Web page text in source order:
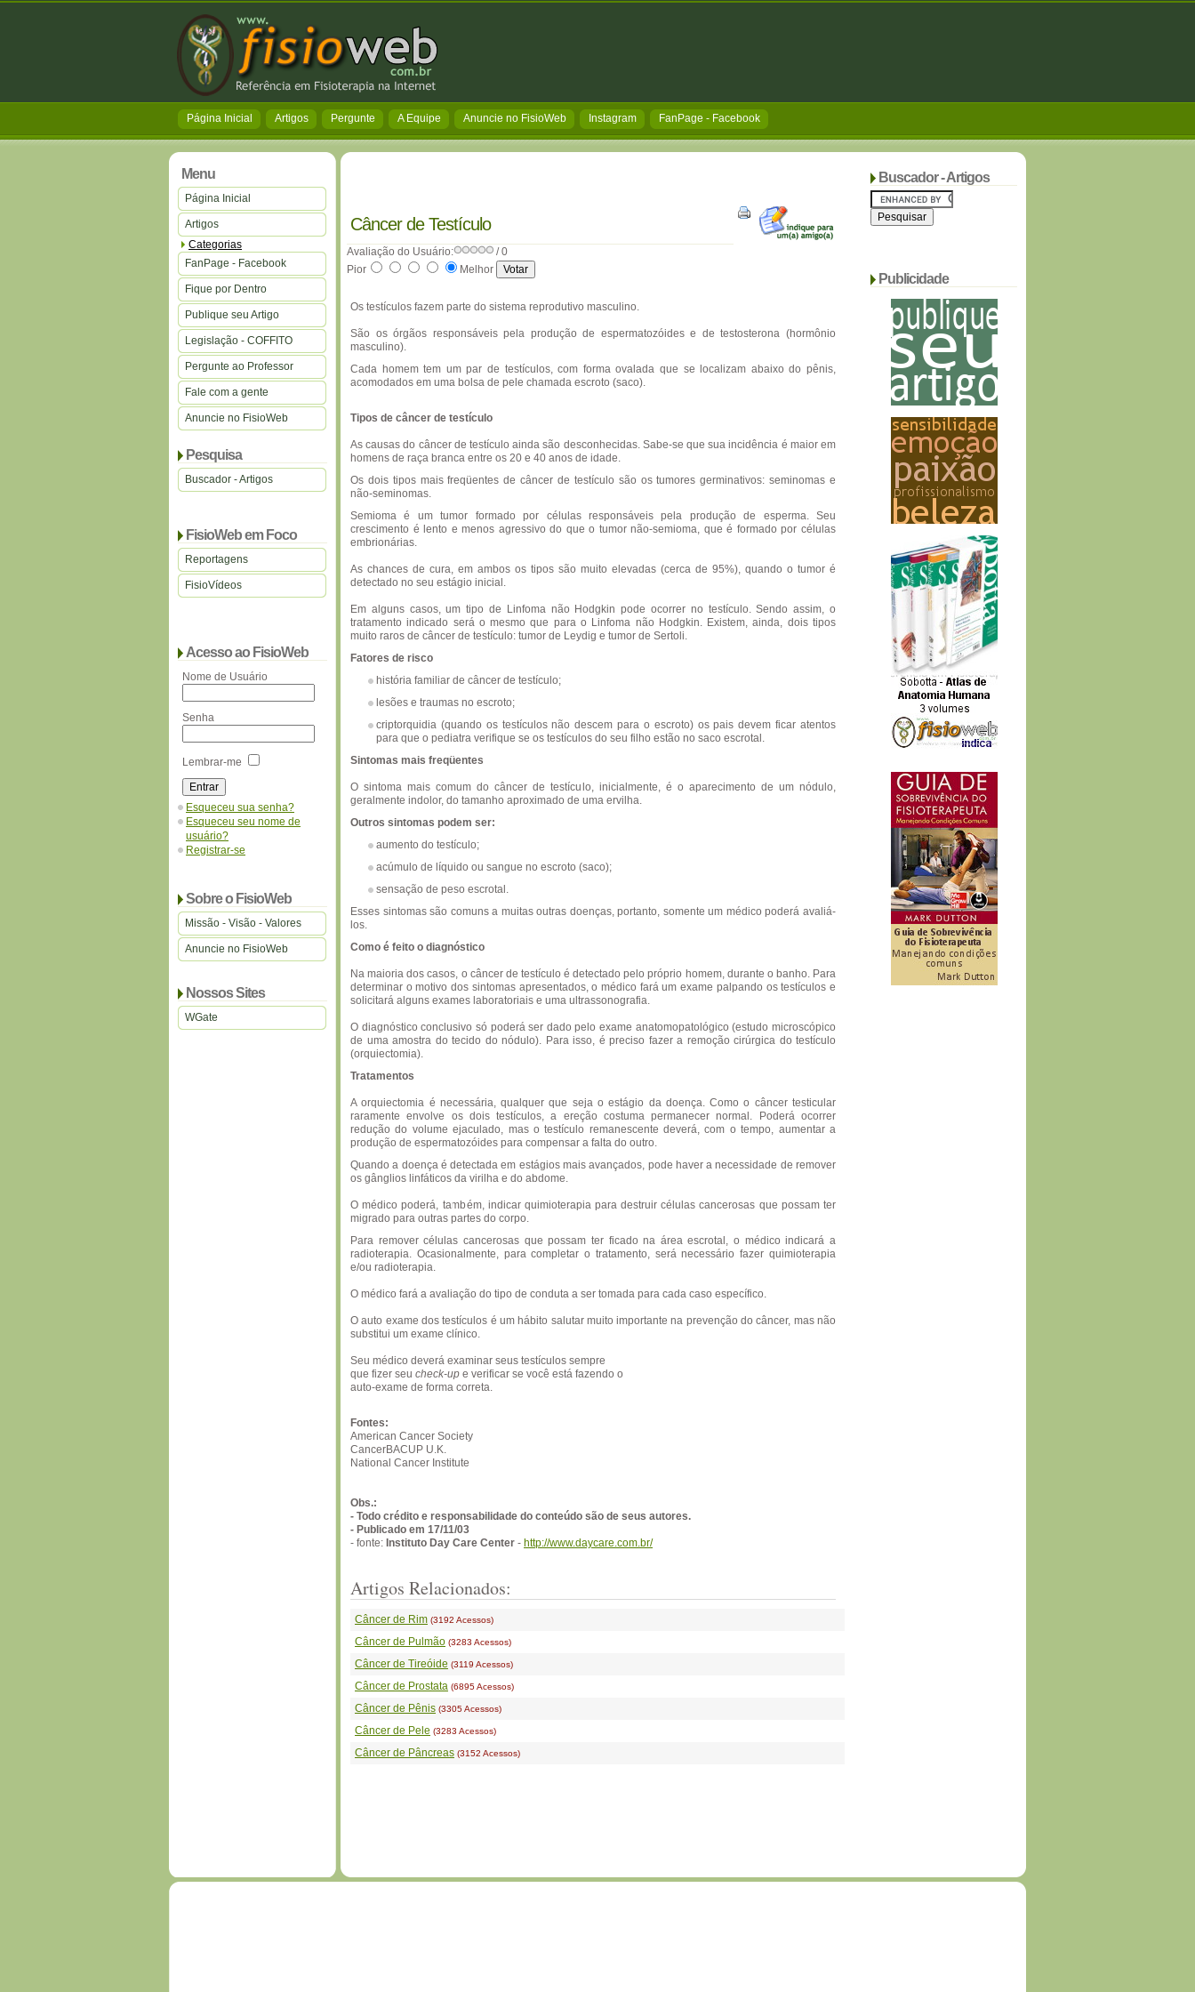
Página Inicial Artigos Pergunte A Equipe Anuncie no FisioWeb Instagram FanPage - Facebook
Menu
Página Inicial
Artigos
Categorias
FanPage - Facebook
Fique por Dentro
Publique seu Artigo
Legislação - COFFITO
Pergunte ao Professor
Fale com a gente
Anuncie no FisioWeb
Pesquisa
Buscador - Artigos
FisioWeb em Foco
Reportagens
FisioVídeos
Acesso ao FisioWeb
Nome de Usuário
Senha
Lembrar-me
Esqueceu sua senha?
Esqueceu seu nome de
usuário?
Registrar-se
Sobre o FisioWeb
Missão - Visão - Valores
Anuncie no FisioWeb
Nossos Sites
WGate
Buscador - Artigos
Publicidade
Câncer de Testículo
Avaliação do Usuário:
/ 0
Pior
Melhor
Os testículos fazem parte do sistema reprodutivo masculino.
São os órgãos responsáveis pela produção de espermatozóides e de testosterona (hormônio
masculino).
Cada homem tem um par de testículos, com forma ovalada que se localizam abaixo do pênis,
acomodados em uma bolsa de pele chamada escroto (saco).
Tipos de câncer de testículo
As causas do câncer de testículo ainda são desconhecidas. Sabe-se que sua incidência é maior em
homens de raça branca entre os 20 e 40 anos de idade.
Os dois tipos mais freqüentes de câncer de testículo são os tumores germinativos: seminomas e
não-seminomas.
Semioma é um tumor formado por células responsáveis pela produção de esperma. Seu
crescimento é lento e menos agressivo do que o tumor não-semioma, que é formado por células
embrionárias.
As chances de cura, em ambos os tipos são muito elevadas (cerca de 95%), quando o tumor é
detectado no seu estágio inicial.
Em alguns casos, um tipo de Linfoma não Hodgkin pode ocorrer no testículo. Sendo assim, o
tratamento indicado será o mesmo que para o Linfoma não Hodgkin. Existem, ainda, dois tipos
muito raros de câncer de testículo: tumor de Leydig e tumor de Sertoli.
Fatores de risco
história familiar de câncer de testículo;
lesões e traumas no escroto;
criptorquidia (quando os testículos não descem para o escroto) os pais devem ficar atentos
para que o pediatra verifique se os testículos do seu filho estão no saco escrotal.
Sintomas mais freqüentes
O sintoma mais comum do câncer de testículo, inicialmente, é o aparecimento de um nódulo,
geralmente indolor, do tamanho aproximado de uma ervilha.
Outros sintomas podem ser:
aumento do testículo;
acúmulo de líquido ou sangue no escroto (saco);
sensação de peso escrotal.
Esses sintomas são comuns a muitas outras doenças, portanto, somente um médico poderá avaliá-
los.
Como é feito o diagnóstico
Na maioria dos casos, o câncer de testículo é detectado pelo próprio homem, durante o banho. Para
determinar o motivo dos sintomas apresentados, o médico fará um exame palpando os testículos e
solicitará alguns exames laboratoriais e uma ultrassonografia.
O diagnóstico conclusivo só poderá ser dado pelo exame anatomopatológico (estudo microscópico
de uma amostra do tecido do nódulo). Para isso, é preciso fazer a remoção cirúrgica do testículo
(orquiectomia).
Tratamentos
A orquiectomia é necessária, qualquer que seja o estágio da doença. Como o câncer testicular
raramente envolve os dois testículos, a ereção costuma permanecer normal. Poderá ocorrer
redução do volume ejaculado, mas o testículo remanescente deverá, com o tempo, aumentar a
produção de espermatozóides para compensar a falta do outro.
Quando a doença é detectada em estágios mais avançados, pode haver a necessidade de remover
os gânglios linfáticos da virilha e do abdome.
O médico poderá, também, indicar quimioterapia para destruir células cancerosas que possam ter
migrado para outras partes do corpo.
Para remover células cancerosas que possam ter ficado na área escrotal, o médico indicará a
radioterapia. Ocasionalmente, para completar o tratamento, será necessário fazer quimioterapia
e/ou radioterapia.
O médico fará a avaliação do tipo de conduta a ser tomada para cada caso específico.
O auto exame dos testículos é um hábito salutar muito importante na prevenção do câncer, mas não
substitui um exame clínico.
Seu médico deverá examinar seus testículos sempre
que fizer seu check-up e verificar se você está fazendo o
auto-exame de forma correta.
Fontes:
American Cancer Society
CancerBACUP U.K.
National Cancer Institute
Obs.:
- Todo crédito e responsabilidade do conteúdo são de seus autores.
- Publicado em 17/11/03
- fonte: Instituto Day Care Center - http://www.daycare.com.br/
Artigos Relacionados:
Câncer de Rim (3192 Acessos)
Câncer de Pulmão (3283 Acessos)
Câncer de Tireóide (3119 Acessos)
Câncer de Prostata (6895 Acessos)
Câncer de Pênis (3305 Acessos)
Câncer de Pele (3283 Acessos)
Câncer de Pâncreas (3152 Acessos)